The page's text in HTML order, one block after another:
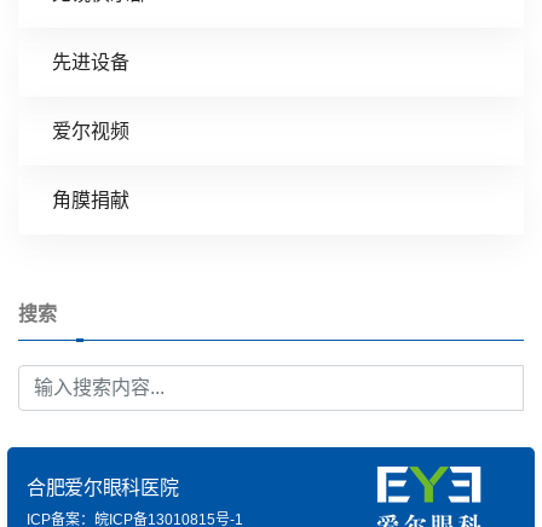
先进设备
爱尔视频
角膜捐献
搜索
合肥爱尔眼科医院
ICP备案：皖ICP备13010815号-1